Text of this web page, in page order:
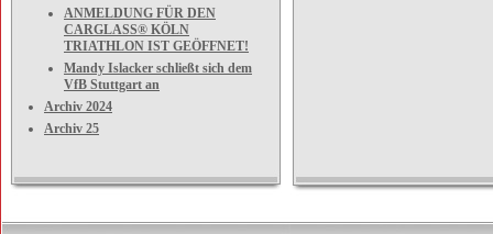
ANMELDUNG FÜR DEN
CARGLASS® KÖLN
TRIATHLON IST GEÖFFNET!
Mandy Islacker schließt sich dem
VfB Stuttgart an
Archiv 2024
Archiv 25